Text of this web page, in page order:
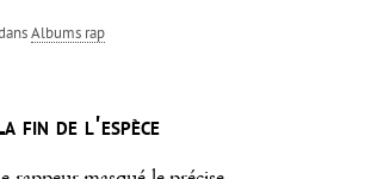
Albums rap
fin de l'espèce